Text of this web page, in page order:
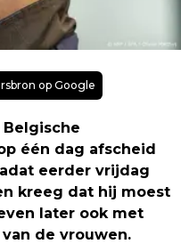
op Google
Belgische
één dag afscheid
eerder vrijdag
kreeg dat hij moest
later ook met
de vrouwen.